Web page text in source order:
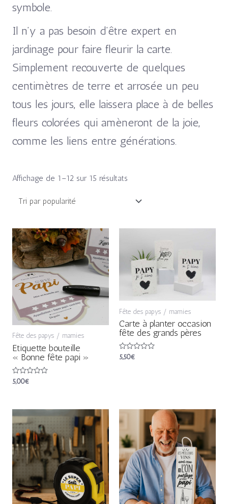
symbole.
Il n’y a pas besoin d’être expert en
jardinage pour faire fleurir la carte.
Simplement recouverte de quelques
centimètres de terre et arrosée un peu
tous les jours, elle laissera place à de belles
fleurs colorées qui amèneront de la joie,
comme les liens entre générations.
Affichage de 1–12 sur 15 résultats
Fête des papys / mamies
Etiquette bouteille
« Bonne fête papi »
Note
5,00€
Fête des papys / mamies
Carte à planter occasion
fête des grands pères
Note
5,50€